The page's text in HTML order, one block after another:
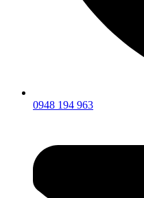
0948 194 963